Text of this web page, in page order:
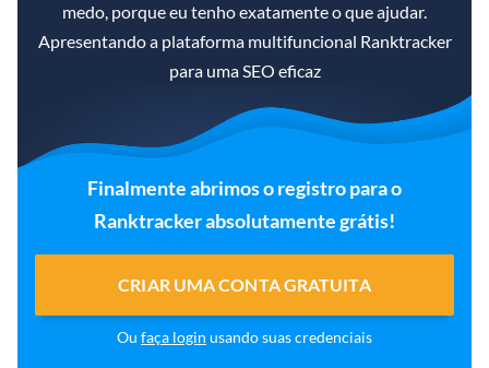
medo, porque eu tenho exatamente o que ajudar.
Apresentando a plataforma multifuncional Ranktracker
para uma SEO eficaz
Finalmente abrimos o registro para o
Ranktracker absolutamente grátis!
CRIAR UMA CONTA GRATUITA
Ou faça login usando suas credenciais